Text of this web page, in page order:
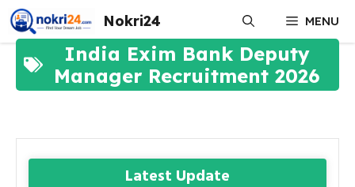
Skip
to
content
Nokri24 MENU
India Exim Bank Deputy
Manager Recruitment 2026
Latest Update